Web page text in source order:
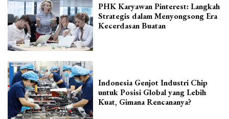
PHK Karyawan Pinterest: Langkah
Strategis dalam Menyongsong Era
Kecerdasan Buatan
Indonesia Genjot Industri Chip
untuk Posisi Global yang Lebih
Kuat, Gimana Rencananya?